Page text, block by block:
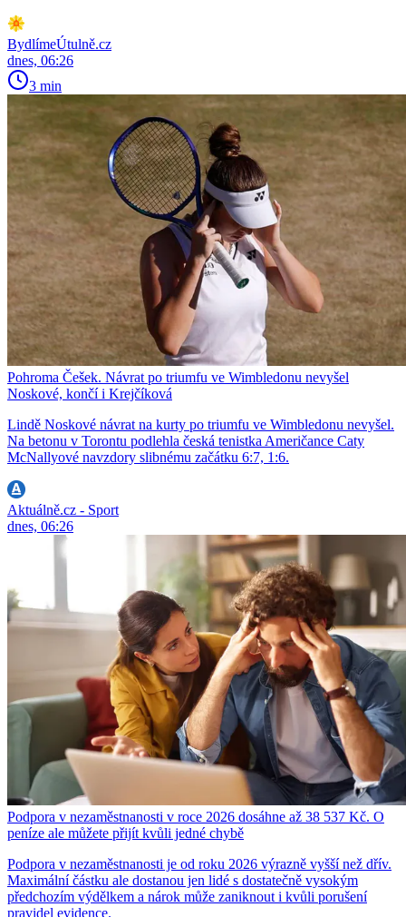
BydlímeÚtulně.cz
dnes, 06:26
3 min
Pohroma Češek. Návrat po triumfu ve Wimbledonu nevyšel
Noskové, končí i Krejčíková
Lindě Noskové návrat na kurty po triumfu ve Wimbledonu nevyšel.
Na betonu v Torontu podlehla česká tenistka Američance Caty
McNallyové navzdory slibnému začátku 6:7, 1:6.
Aktuálně.cz - Sport
dnes, 06:26
Podpora v nezaměstnanosti v roce 2026 dosáhne až 38 537 Kč. O
peníze ale můžete přijít kvůli jedné chybě
Podpora v nezaměstnanosti je od roku 2026 výrazně vyšší než dřív.
Maximální částku ale dostanou jen lidé s dostatečně vysokým
předchozím výdělkem a nárok může zaniknout i kvůli porušení
pravidel evidence.